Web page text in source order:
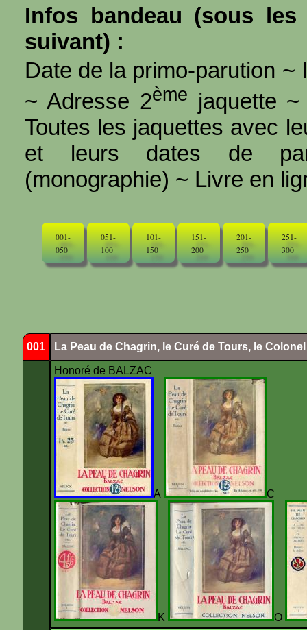
Infos bandeau (sous
suivant) :
Date de la primo-parution ~
~ Adresse 2ème jaquette
Toutes les jaquettes avec
et leurs dates de
(monographie) ~ Livre en
001-
050
051-
100
101-
150
151-
200
201-
250
251-
300
001 La Peau de Chagrin, le Curé de Tours, le
Honoré de BALZAC
A
K O